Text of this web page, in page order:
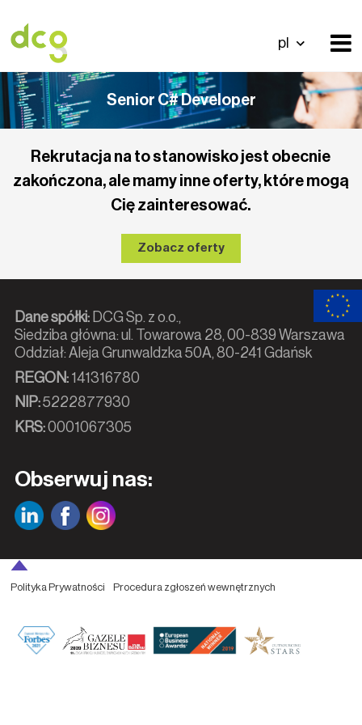
pl
Senior C# Developer
Rekrutacja na to stanowisko jest obecnie
zakończona, ale mamy inne oferty, które mogą
Cię zainteresować.
Zobacz oferty
Dane spółki:DCG Sp. z o.o.,
Siedziba główna: ul. Towarowa 28, 00-839 Warszawa
Oddział: Aleja Grunwaldzka 50A, 80-241 Gdańsk
REGON:141316780
NIP:5222877930
KRS:0001067305
Obserwuj nas:
Polityka Prywatności Procedura zgłoszeń wewnętrznych